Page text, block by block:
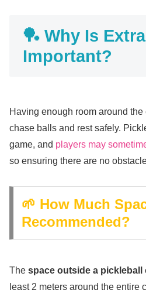
🏓 Why Is
Important?
Having enough room around
chase balls and rest safely.
game, and players may
so ensuring there are no
🌱 How Much
Recommended?
The space outside a pickleball
least 2 meters around the entire